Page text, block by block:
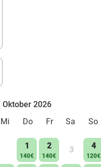
Oktober 2026
Mi Do Fr Sa So
1
140€
2
140€
3 4
120€